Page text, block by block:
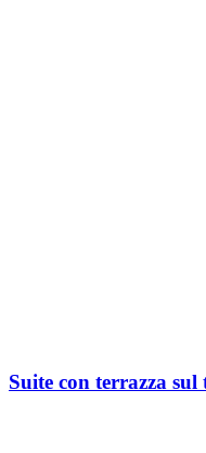
Suite con terrazza sul